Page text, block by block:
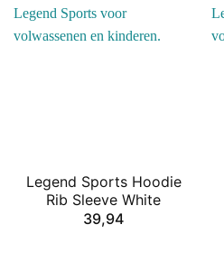
Legend Sports Hoodie
Rib Sleeve White
39,94